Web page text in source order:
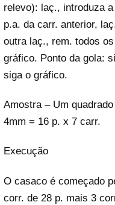
relevo): laç., introduza
p.a. da carr. anterior,
outra laç., rem. todos
gráfico. Ponto da gola:
siga o gráfico.
Amostra – Um
4mm = 16 p. x 7 carr.
Execução
O casaco é começado
corr. de 28 p. mais 3